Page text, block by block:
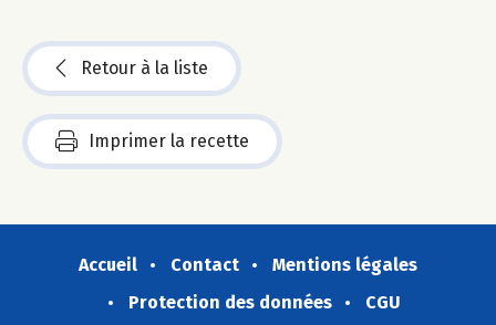
Retour à la liste
Imprimer la recette
Accueil Contact
Mentions légales
Protection des données
CGU